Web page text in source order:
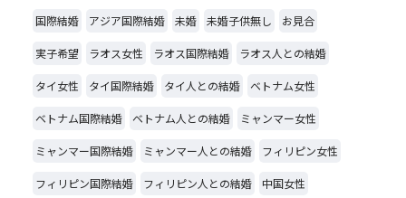
国際結婚 アジア国際結婚 未婚 未婚子供無し お見合
実子希望 ラオス女性 ラオス国際結婚 ラオス人との結婚
タイ女性 タイ国際結婚 タイ人との結婚 ベトナム女性
ベトナム国際結婚 ベトナム人との結婚 ミャンマー女性
ミャンマー国際結婚 ミャンマー人との結婚 フィリピン女性
フィリピン国際結婚 フィリピン人との結婚 中国女性